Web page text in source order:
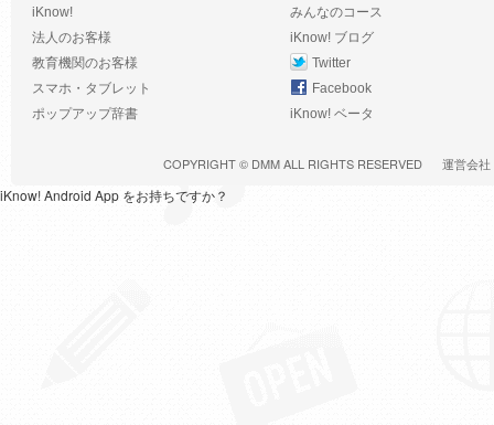
iKnow!
法人のお客様
教育機関のお客様
スマホ・タブレット
ポップアップ辞書
みんなのコース
iKnow! ブログ
Twitter
Facebook
iKnow! ベータ
COPYRIGHT © DMMALL RIGHTS RESERVED 運営会社
iKnow! Android App をお持ちですか？